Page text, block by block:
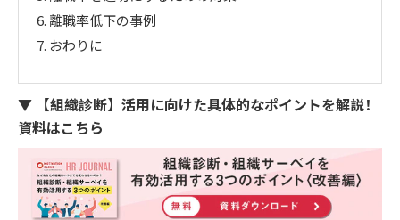
6. 離職率低下の事例
7. おわりに
▼ 【組織診断】活用に向けた具体的なポイントを解説！
資料はこちら